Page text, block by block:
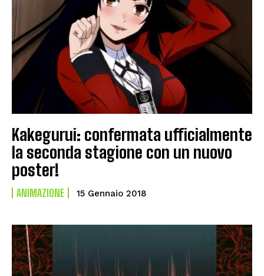
Kakegurui: confermata ufficialmente
la seconda stagione con un nuovo
poster!
ANIMAZIONE 15 Gennaio 2018